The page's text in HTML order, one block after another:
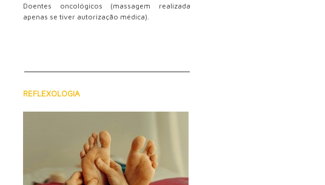
Doentes oncológicos (massagem realizada
apenas se tiver autorização médica).
REFLEXOLOGIA